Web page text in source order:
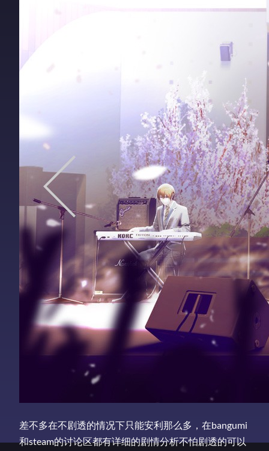
差不多在不剧透的情况下只能安利那么多，在bangumi
和steam的讨论区都有详细的剧情分析不怕剧透的可以